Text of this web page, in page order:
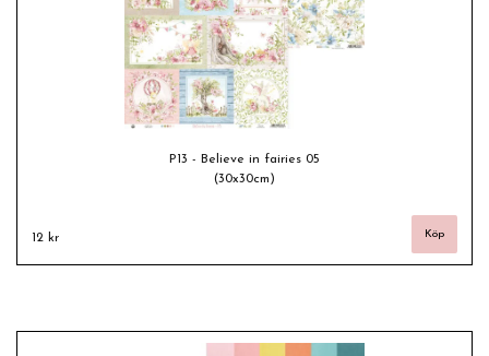
P13 - Believe in fairies 05
(30x30cm)
12 kr